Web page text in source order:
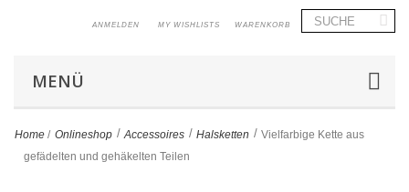
WARENKORB
MY WISHLISTS
ANMELDEN
MENÜ
Home / Onlineshop > Accessoires > Halsketten > Vielfarbige Kette aus
gefädelten und gehäkelten Teilen